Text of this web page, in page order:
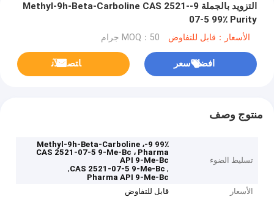
التزويد بالجملة 9-Methyl-9h-Beta-Carboline CAS 2521-
07-5 99٪ Purity
الأسعار：قابل للتفاوض MOQ：50 جرام
افضل سعر ﺎﺘﺼﻟ ﺍﻶﻧ
منتوج وصف
تسليط الضوء
99٪ 9-Methyl-9h-Beta-Carboline ،
CAS 2521-07-5 9-Me-Bc ، Pharma
API 9-Me-Bc
,
CAS 2521-07-5 9-Me-Bc
,
Pharma API 9-Me-Bc
الأسعار
قابل للتفاوض